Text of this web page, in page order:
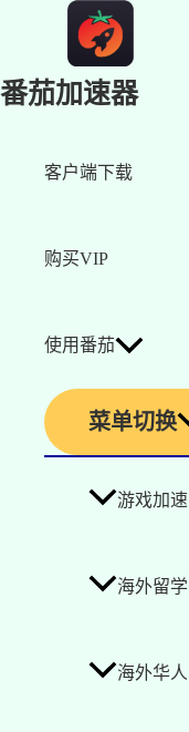
番茄加速器
客户端下载
购买VIP
使用番茄
菜单切换
游戏加速
海外留学
海外华人